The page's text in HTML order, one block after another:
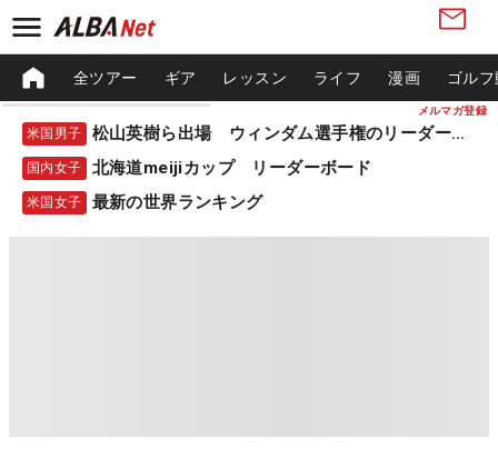
メルマガ登録
全ツアー ギア レッスン ライフ 漫画 ゴル
米国男子 松山英樹ら出場 ウィンダム選手権のリーダーボード
国内女子 北海道meijiカップ リーダーボード
米国女子 最新の世界ランキング